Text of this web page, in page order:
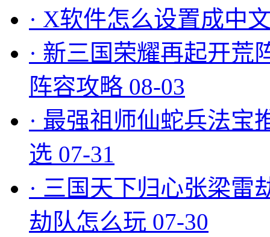
· X软件怎么设置成中
· 新三国荣耀再起开荒
阵容攻略 08-03
· 最强祖师仙蛇兵法宝
选 07-31
· 三国天下归心张梁雷
劫队怎么玩 07-30